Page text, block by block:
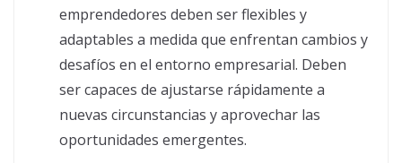
emprendedores deben ser flexibles y
adaptables a medida que enfrentan cambios y
desafíos en el entorno empresarial. Deben
ser capaces de ajustarse rápidamente a
nuevas circunstancias y aprovechar las
oportunidades emergentes.